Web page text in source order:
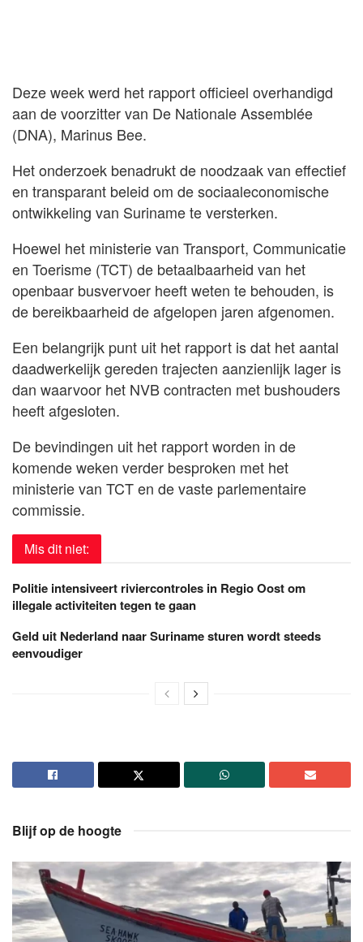
Deze week werd het rapport officieel overhandigd
aan de voorzitter van De Nationale Assemblée
(DNA), Marinus Bee.
Het onderzoek benadrukt de noodzaak van effectief
en transparant beleid om de sociaaleconomische
ontwikkeling van Suriname te versterken.
Hoewel het ministerie van Transport, Communicatie
en Toerisme (TCT) de betaalbaarheid van het
openbaar busvervoer heeft weten te behouden, is
de bereikbaarheid de afgelopen jaren afgenomen.
Een belangrijk punt uit het rapport is dat het aantal
daadwerkelijk gereden trajecten aanzienlijk lager is
dan waarvoor het NVB contracten met bushouders
heeft afgesloten.
De bevindingen uit het rapport worden in de
komende weken verder besproken met het
ministerie van TCT en de vaste parlementaire
commissie.
Mis dit niet:
Politie intensiveert riviercontroles in Regio Oost om
illegale activiteiten tegen te gaan
Geld uit Nederland naar Suriname sturen wordt steeds
eenvoudiger
Blijf op de hoogte